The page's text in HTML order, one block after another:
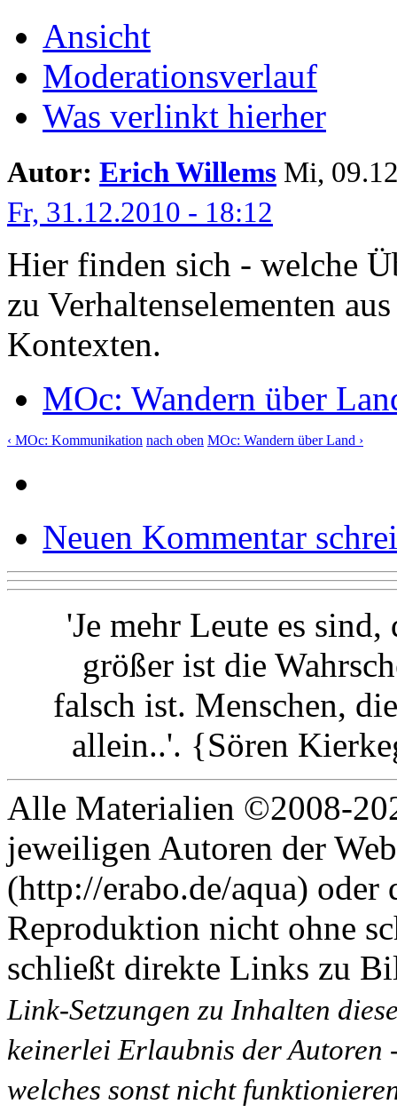
Ansicht
Moderationsverlauf
Was verlinkt hierher
Autor: Erich Willems Mi,
Fr, 31.12.2010 - 18:12
Hier finden sich - welche
zu Verhaltenselementen
Kontexten.
MOc: Wandern über
‹ MOc: Kommunikation nach oben MOc: Wandern über Land ›
Neuen Kommentar
'Je mehr Leute es sind,
größer ist die
falsch ist. Menschen,
allein..'. {Sören
Alle Materialien ©2008-
jeweiligen Autoren der
(http://erabo.de/aqua) oder
Reproduktion nicht ohne
schließt direkte Links zu
Link-Setzungen zu Inhalten
keinerlei Erlaubnis der Autoren
welches sonst nicht